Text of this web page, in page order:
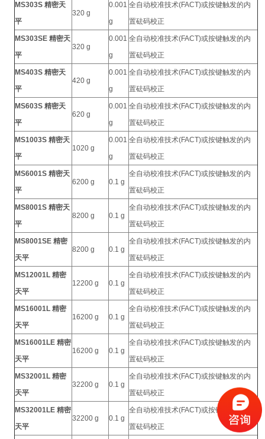
MS303S 精密天
平
320 g
0.001
g
全自动校准技术(FACT)或按键触发的内
置砝码校正
MS303SE 精密天
平
320 g
0.001
g
全自动校准技术(FACT)或按键触发的内
置砝码校正
MS403S 精密天
平
420 g
0.001
g
全自动校准技术(FACT)或按键触发的内
置砝码校正
MS603S 精密天
平
620 g
0.001
g
全自动校准技术(FACT)或按键触发的内
置砝码校正
MS1003S 精密天
平
1020 g
0.001
g
全自动校准技术(FACT)或按键触发的内
置砝码校正
MS6001S 精密天
平
6200 g 0.1 g
全自动校准技术(FACT)或按键触发的内
置砝码校正
MS8001S 精密天
平
8200 g 0.1 g
全自动校准技术(FACT)或按键触发的内
置砝码校正
MS8001SE 精密
天平
8200 g 0.1 g
全自动校准技术(FACT)或按键触发的内
置砝码校正
MS12001L 精密
天平
12200 g 0.1 g
全自动校准技术(FACT)或按键触发的内
置砝码校正
MS16001L 精密
天平
16200 g 0.1 g
全自动校准技术(FACT)或按键触发的内
置砝码校正
MS16001LE 精密
天平
16200 g 0.1 g
全自动校准技术(FACT)或按键触发的内
置砝码校正
MS32001L 精密
天平
32200 g 0.1 g
全自动校准技术(FACT)或按键触发的内
置砝码校正
MS32001LE 精密
天平
32200 g 0.1 g
全自动校准技术(FACT)或按键触发的内
置砝码校正